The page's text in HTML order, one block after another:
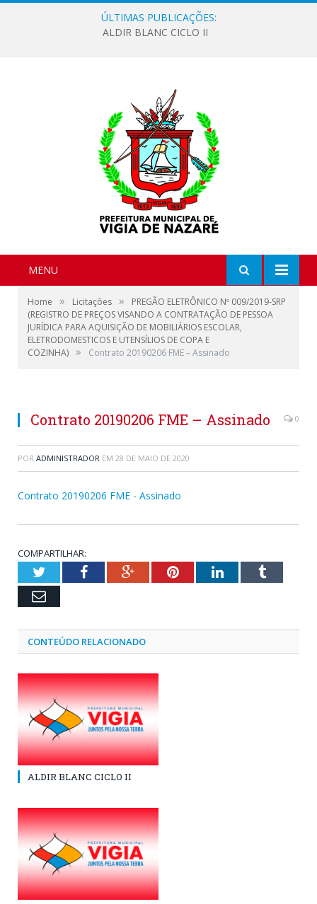
ÚLTIMAS PUBLICAÇÕES:
ALDIR BLANC CICLO II
MENU
Home » Licitações »
PREGÃO ELETRÔNICO Nº 009/2019-SRP
(REGISTRO DE PREÇOS VISANDO A CONTRATAÇÃO DE PESSOA
JURÍDICA PARA AQUISIÇÃO DE MOBILIÁRIOS ESCOLAR,
ELETRODOMESTICOS E UTENSÍLIOS DE COPA E
COZINHA) » Contrato 20190206 FME – Assinado
Contrato 20190206 FME – Assinado 0
POR ADMINISTRADOR EM 28 DE MAIO DE 2020
Contrato 20190206 FME - Assinado
COMPARTILHAR:
TwitterFacebookGoogle+PinterestLinkedInTumblr
Email
CONTEÚDO RELACIONADO
ALDIR BLANC CICLO II